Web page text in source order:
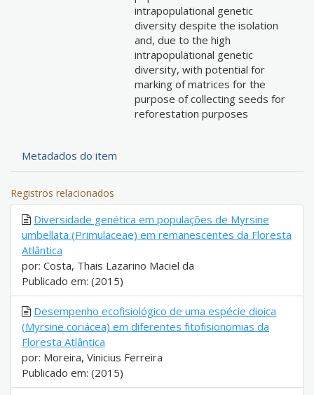
intrapopulational genetic
diversity despite the isolation
and, due to the high
intrapopulational genetic
diversity, with potential for
marking of matrices for the
purpose of collecting seeds for
reforestation purposes
Metadados do item
Registros relacionados
Diversidade genética em populações de Myrsine
umbellata (Primulaceae) em remanescentes da Floresta
Atlântica
por: Costa, Thais Lazarino Maciel da
Publicado em: (2015)
Desempenho ecofisiológico de uma espécie dioica
(Myrsine coriácea) em diferentes fitofisionomias da
Floresta Atlântica
por: Moreira, Vinicius Ferreira
Publicado em: (2015)